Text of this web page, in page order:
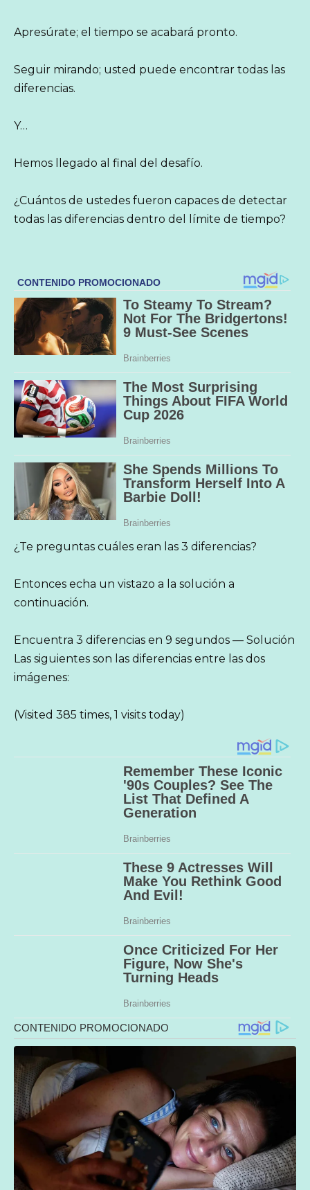
Apresúrate; el tiempo se acabará pronto.
Seguir mirando; usted puede encontrar todas las
diferencias.
Y…
Hemos llegado al final del desafío.
¿Cuántos de ustedes fueron capaces de detectar
todas las diferencias dentro del límite de tiempo?
¿Te preguntas cuáles eran las 3 diferencias?
Entonces echa un vistazo a la solución a
continuación.
Encuentra 3 diferencias en 9 segundos — Solución
Las siguientes son las diferencias entre las dos
imágenes:
(Visited 385 times, 1 visits today)